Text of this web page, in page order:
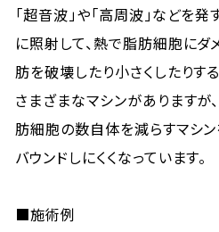
「超音波」や「高周波」などを
に照射して、熱で脂肪細胞にダ
肪を破壊したり小さくしたりす
さまざまなマシンがあります
肪細胞の数自体を減らすマシ
バウンドしにくくなっています。
■施術例